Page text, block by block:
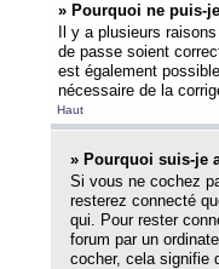
» Pourquoi ne puis-
Il y a plusieurs
de passe soient
est également
nécessaire de la
Haut
» Pourquoi suis-je
Si vous ne cochez
resterez connecté
qui. Pour rester
forum par un
cocher, cela signifie